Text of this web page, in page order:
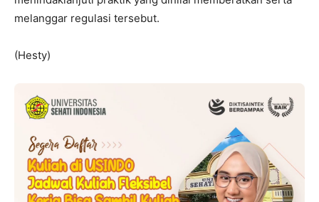
melanggar regulasi tersebut.
(Hesty)